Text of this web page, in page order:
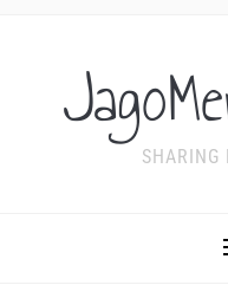
SHARING